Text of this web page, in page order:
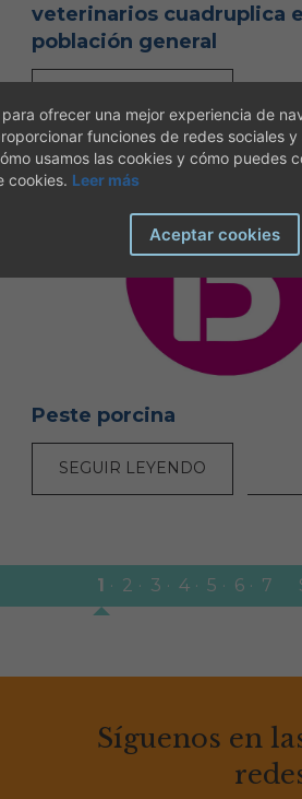
veterinarios cuadruplica
población general
Peste porcina
SEGUIR LEYENDO
1 2 3 4 5 6 7
Síguenos en
ofrecer una mejor experiencia de
funciones de redes sociales
usamos las cookies y cómo puedes
cookies. Leer más
Aceptar cookies